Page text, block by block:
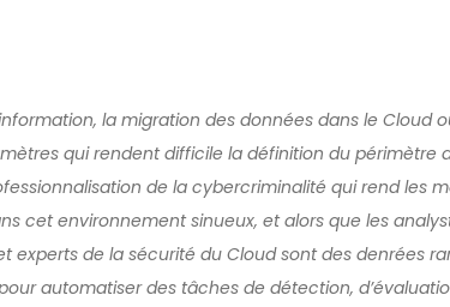
la migration des données dans le Cloud
qui rendent difficile la définition du périmètre
de la cybercriminalité qui rend les
cet environnement sinueux, et alors que les
experts de la sécurité du Cloud sont des denrées
automatiser des tâches de détection,